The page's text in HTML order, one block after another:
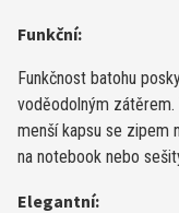
Funkční:
Funkčnost batohu
voděodolným
menší kapsu se zipem
na notebook nebo
Elegantní: